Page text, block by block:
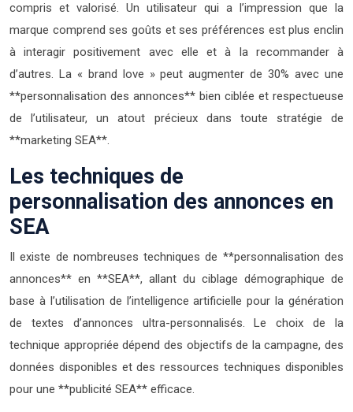
compris et valorisé. Un utilisateur qui a l’impression que la
marque comprend ses goûts et ses préférences est plus enclin
à interagir positivement avec elle et à la recommander à
d’autres. La « brand love » peut augmenter de 30% avec une
**personnalisation des annonces** bien ciblée et respectueuse
de l’utilisateur, un atout précieux dans toute stratégie de
**marketing SEA**.
Les techniques de
personnalisation des annonces en
SEA
Il existe de nombreuses techniques de **personnalisation des
annonces** en **SEA**, allant du ciblage démographique de
base à l’utilisation de l’intelligence artificielle pour la génération
de textes d’annonces ultra-personnalisés. Le choix de la
technique appropriée dépend des objectifs de la campagne, des
données disponibles et des ressources techniques disponibles
pour une **publicité SEA** efficace.